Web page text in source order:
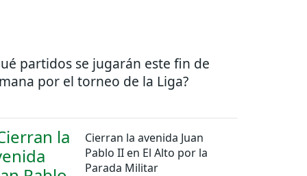
partidos se jugarán este fin de
por el torneo de la Liga?
Cierran la avenida Juan
Pablo II en El Alto por la
Parada Militar